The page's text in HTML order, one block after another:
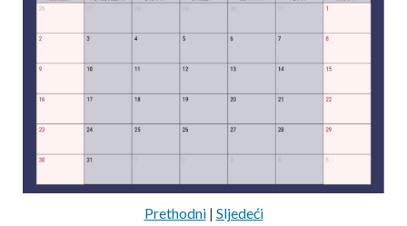
Prethodni| Sljedeći